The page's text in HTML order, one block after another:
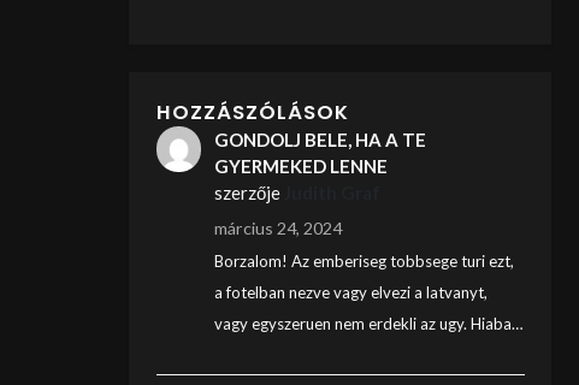
HOZZÁSZÓLÁSOK
GONDOLJ BELE, HA A TE
GYERMEKED LENNE
szerzője
március 24, 2024
Borzalom! Az emberiseg tobbsege turi ezt,
a fotelban nezve vagy elvezi a latvanyt,
vagy egyszeruen nem erdekli az ugy. Hiaba…